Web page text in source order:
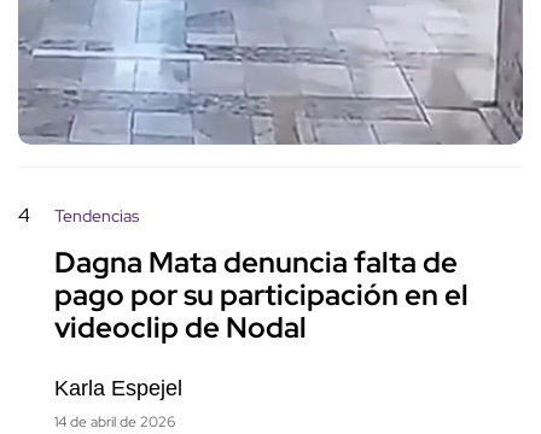
4 Tendencias
Dagna Mata denuncia falta de
pago por su participación en el
videoclip de Nodal
Karla Espejel
14 de abril de 2026